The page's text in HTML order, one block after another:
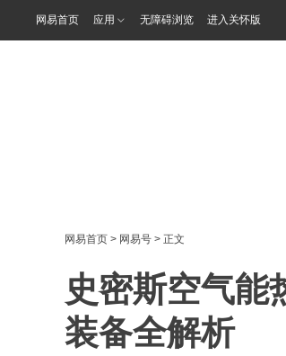
网易首页 应用 无障碍浏览 进入关怀版
网易首页 > 网易号 > 正文
史密斯空气能
装备全解析